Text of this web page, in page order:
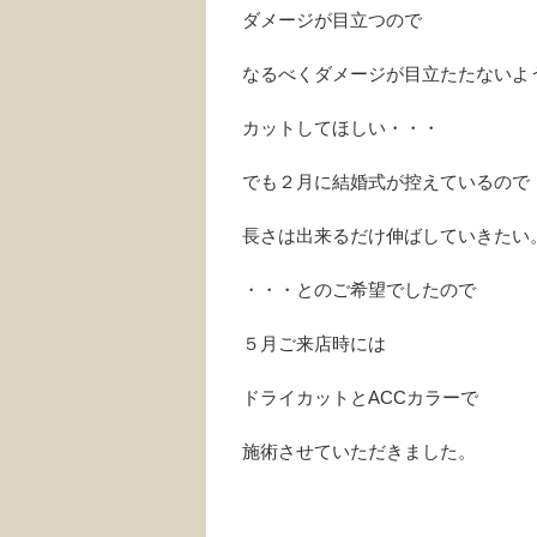
ダメージが目立つので
なるべくダメージが目立たたないよ
カットしてほしい・・・
でも２月に結婚式が控えているので
長さは出来るだけ伸ばしていきたい
・・・とのご希望でしたので
５月ご来店時には
ドライカットとACCカラーで
施術させていただきました。